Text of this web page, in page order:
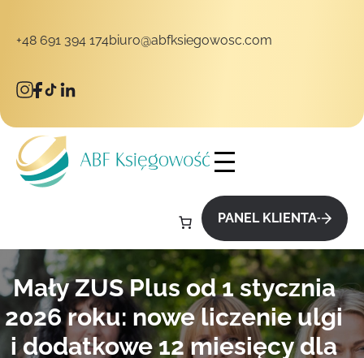
+48 691 394 174biuro@abfksiegowosc.com
PANEL KLIENTA
Mały ZUS Plus od 1 stycznia
2026 roku: nowe liczenie ulgi
i dodatkowe 12 miesięcy dla